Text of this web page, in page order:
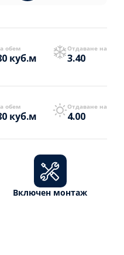
обем
куб.м
Отдаване на
3.40
обем
куб.м
Отдаване на
4.00
Включен монтаж